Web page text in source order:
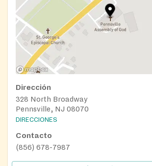
Dirección
328 North Broadway
Pennsville, NJ 08070
DIRECCIONES
Contacto
(856) 678-7987